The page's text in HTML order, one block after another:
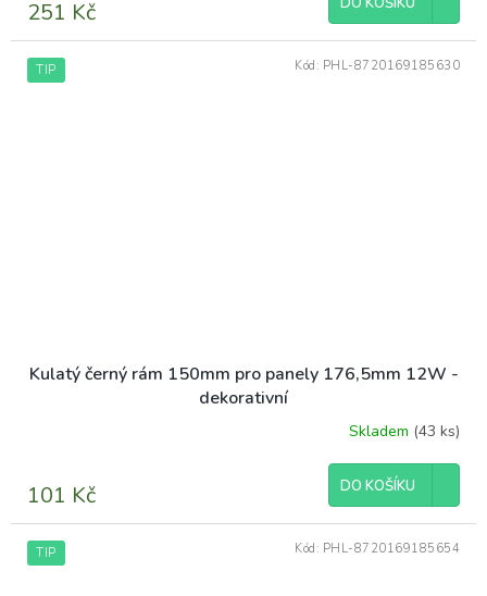
je
z
5
251 Kč
TIP
Kulatý černý rám 150mm pro panely 176,5mm 12W -
dekorativní
Skladem (43 ks)
101 Kč DO KOŠÍKU
Kód: PHL-8720169185630
TIP Kód: PHL-8720169185654